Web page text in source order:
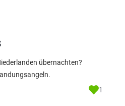
übernachten?
1